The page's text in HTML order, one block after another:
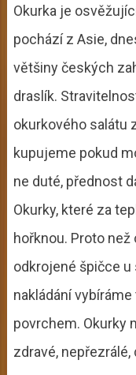
Okurka je
pochází z Asie,
většiny českých
draslík.
okurkového salátu
kupujeme pokud
ne duté, přednost
Okurky, které za
hořknou. Proto
odkrojené špičce u
nakládání
povrchem. Okurky
zdravé,